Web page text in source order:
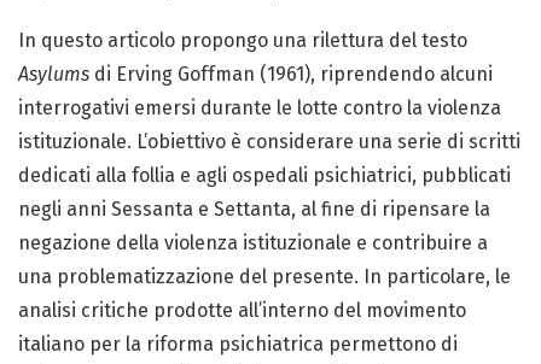
In questo articolo propongo una rilettura del testo
Asylums di Erving Goffman (1961), riprendendo alcuni
interrogativi emersi durante le lotte contro la violenza
istituzionale. L’obiettivo è considerare una serie di scritti
dedicati alla follia e agli ospedali psichiatrici, pubblicati
negli anni Sessanta e Settanta, al fine di ripensare la
negazione della violenza istituzionale e contribuire a
una problematizzazione del presente. In particolare, le
analisi critiche prodotte all’interno del movimento
italiano per la riforma psichiatrica permettono di